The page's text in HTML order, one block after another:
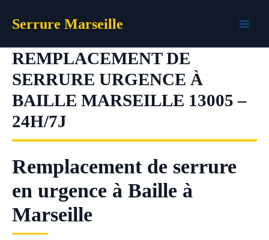
Serrure Marseille
REMPLACEMENT DE
SERRURE URGENCE À
BAILLE MARSEILLE 13005 –
24H/7J
Remplacement de serrure
en urgence à Baille à
Marseille